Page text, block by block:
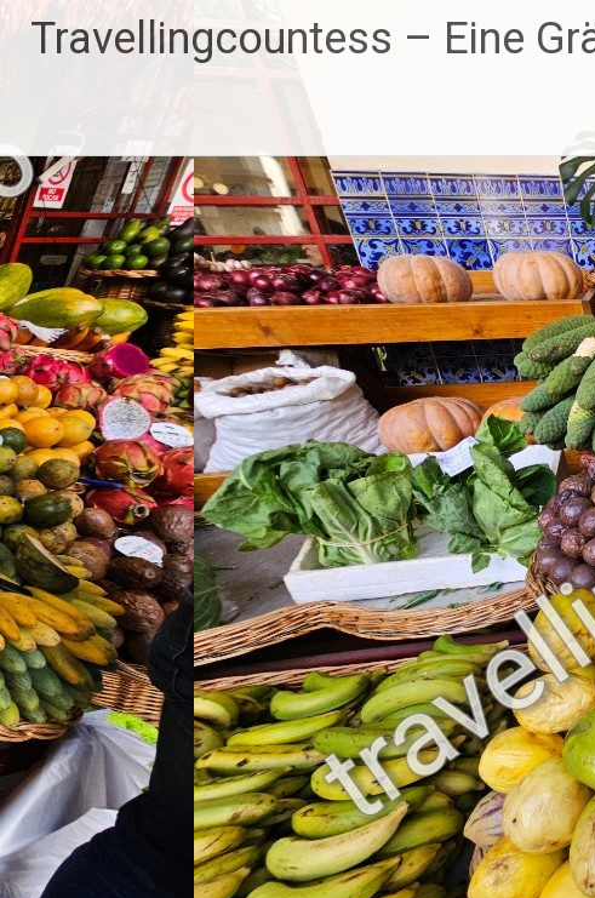
Travellingcountess – Eine